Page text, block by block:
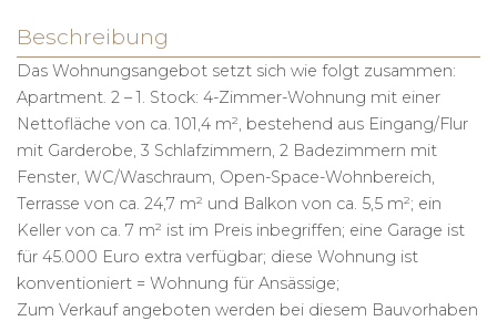
Beschreibung
Das Wohnungsangebot setzt sich wie folgt zusammen:
Apartment. 2 – 1. Stock: 4-Zimmer-Wohnung mit einer
Nettofläche von ca. 101,4 m², bestehend aus Eingang/Flur
mit Garderobe, 3 Schlafzimmern, 2 Badezimmern mit
Fenster, WC/Waschraum, Open-Space-Wohnbereich,
Terrasse von ca. 24,7 m² und Balkon von ca. 5,5 m²; ein
Keller von ca. 7 m² ist im Preis inbegriffen; eine Garage ist
für 45.000 Euro extra verfügbar; diese Wohnung ist
konventioniert = Wohnung für Ansässige;
Zum Verkauf angeboten werden bei diesem Bauvorhaben